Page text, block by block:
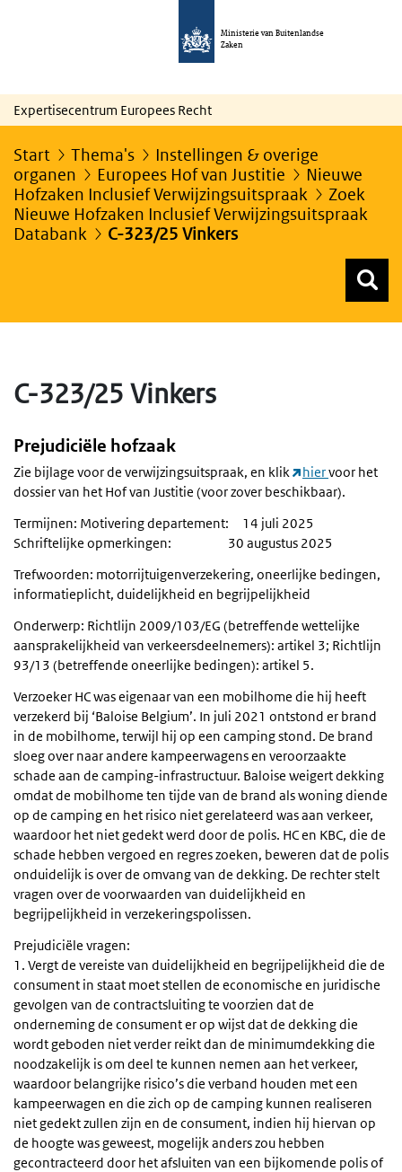
Ministerie van Buitenlandse
Zaken
Expertisecentrum Europees Recht
Start Thema's
Instellingen & overige
organen
Europees Hof van Justitie
Nieuwe
Hofzaken Inclusief Verwijzingsuitspraak
Zoek
Nieuwe Hofzaken Inclusief Verwijzingsuitspraak
Databank
C-323/25 Vinkers
C-323/25 Vinkers
Prejudiciële hofzaak
Zie bijlage voor de verwijzingsuitspraak, en klik hiervoor het
dossier van het Hof van Justitie (voor zover beschikbaar).
Termijnen: Motivering departement: 14 juli 2025
Schriftelijke opmerkingen: 30 augustus 2025
Trefwoorden: motorrijtuigenverzekering, oneerlijke bedingen,
informatieplicht, duidelijkheid en begrijpelijkheid
Onderwerp: Richtlijn 2009/103/EG (betreffende wettelijke
aansprakelijkheid van verkeersdeelnemers): artikel 3; Richtlijn
93/13 (betreffende oneerlijke bedingen): artikel 5.
Verzoeker HC was eigenaar van een mobilhome die hij heeft
verzekerd bij ‘Baloise Belgium’. In juli 2021 ontstond er brand
in de mobilhome, terwijl hij op een camping stond. De brand
sloeg over naar andere kampeerwagens en veroorzaakte
schade aan de camping-infrastructuur. Baloise weigert dekking
omdat de mobilhome ten tijde van de brand als woning diende
op de camping en het risico niet gerelateerd was aan verkeer,
waardoor het niet gedekt werd door de polis. HC en KBC, die de
schade hebben vergoed en regres zoeken, beweren dat de polis
onduidelijk is over de omvang van de dekking. De rechter stelt
vragen over de voorwaarden van duidelijkheid en
begrijpelijkheid in verzekeringspolissen.
Prejudiciële vragen:
1. Vergt de vereiste van duidelijkheid en begrijpelijkheid die de
consument in staat moet stellen de economische en juridische
gevolgen van de contractsluiting te voorzien dat de
onderneming de consument er op wijst dat de dekking die
wordt geboden niet verder reikt dan de minimumdekking die
noodzakelijk is om deel te kunnen nemen aan het verkeer,
waardoor belangrijke risico’s die verband houden met een
kampeerwagen en die zich op de camping kunnen realiseren
niet gedekt zullen zijn en de consument, indien hij hiervan op
de hoogte was geweest, mogelijk anders zou hebben
gecontracteerd door het afsluiten van een bijkomende polis of